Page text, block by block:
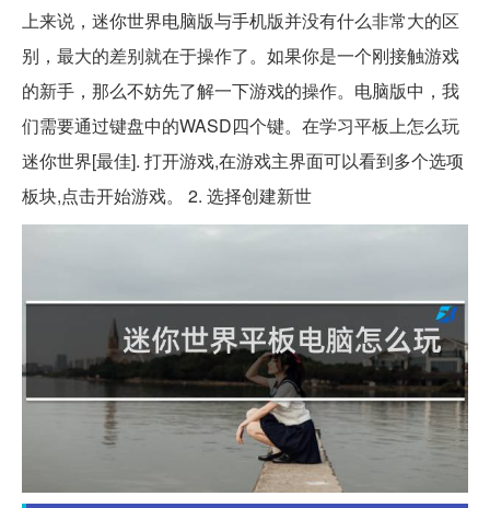
上来说，迷你世界电脑版与手机版并没有什么非常大的区
别，最大的差别就在于操作了。如果你是一个刚接触游戏
的新手，那么不妨先了解一下游戏的操作。电脑版中，我
们需要通过键盘中的WASD四个键。在学习平板上怎么玩
迷你世界[最佳]. 打开游戏,在游戏主界面可以看到多个选项
板块,点击开始游戏。 2. 选择创建新世